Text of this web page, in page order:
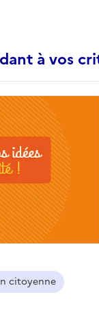
à vos
citoyenne